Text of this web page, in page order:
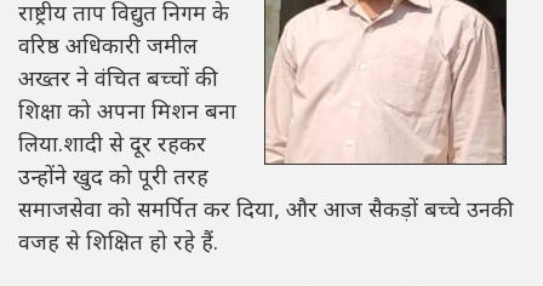
राष्ट्रीय ताप विद्युत निगम के
वरिष्ठ अधिकारी जमील
अख्तर ने वंचित बच्चों की
शिक्षा को अपना मिशन बना
लिया.शादी से दूर रहकर
उन्होंने खुद को पूरी तरह
समाजसेवा को समर्पित कर दिया, और आज सैकड़ों बच्चे उनकी
वजह से शिक्षित हो रहे हैं.